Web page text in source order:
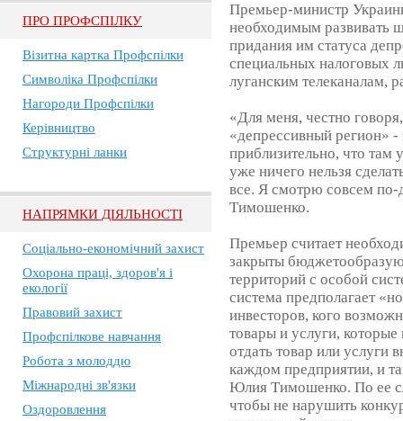
ПРО ПРОФСПIЛКУ
Візитна картка Профспілки
Символіка Профспілки
Нагороди Профспілки
Керівництво
Структурні ланки
НАПРЯМКИ ДІЯЛЬНОСТІ
Соціально-економічний захист
Охорона праці, здоров'я і
екології
Правовий захист
Профспілкове навчання
Робота з молоддю
Міжнародні зв'язки
Оздоровлення
Премьер-министр
необходимым развивать
придания им статуса
специальных налоговых
луганским телеканалам,
«Для меня, честно
«депрессивный регион» -
приблизительно, что там
уже ничего нельзя
все. Я смотрю совсем
Тимошенко.
Премьер считает
закрыты
территорий с особой
система предполагает
инвесторов, кого
товары и услуги,
отдать товар или услуги
каждом предприятии, и
Юлия Тимошенко. По ее
чтобы не нарушить